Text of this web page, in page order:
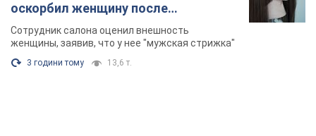
оскорбил женщину после
химиотерапии, разгорелся скандал.
Фото
Сотрудник салона оценил внешность
женщины, заявив, что у нее "мужская стрижка"
3 години тому 13,6 т.